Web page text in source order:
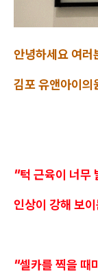
안녕하세요 여러
김포 유앤아이의
"턱 근육이 너무
인상이 강해 보
"셀카를 찍을 때